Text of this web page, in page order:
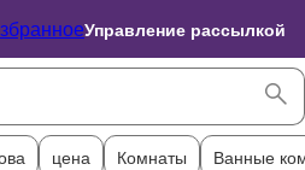
Управление рассылкой
цена Комнаты Ванные